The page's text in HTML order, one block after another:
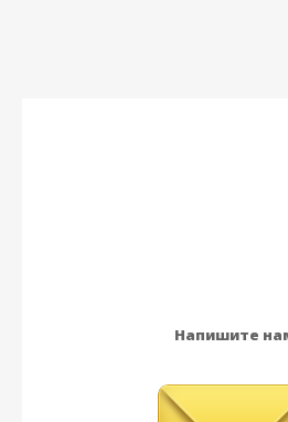
Напишите